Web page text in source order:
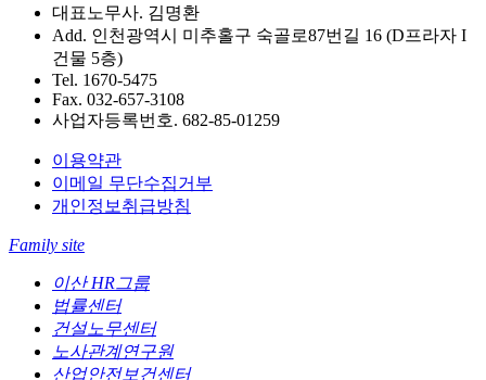
대표노무사. 김명환
Add. 인천광역시 미추홀구 숙골로87번길 16 (D프라자 I
건물 5층)
Tel. 1670-5475
Fax. 032-657-3108
사업자등록번호. 682-85-01259
이용약관
이메일 무단수집거부
개인정보취급방침
Family site
이산 HR그룹
법률센터
건설노무센터
노사관계연구원
산업안전보건센터